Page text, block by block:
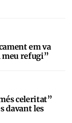
em va
meu refugi”
celeritat”
davant les